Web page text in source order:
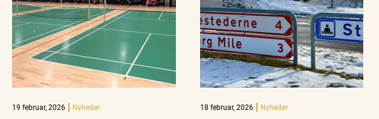
19 februar, 2026 Nyheder 18 februar, 2026 Nyheder